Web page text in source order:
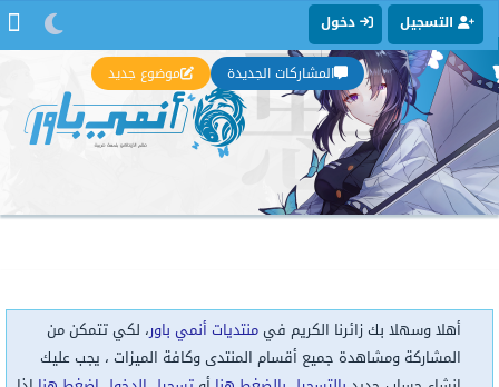
التسجيل دخول
المشاركات الجديدة موضوع جديد
أهلا وسهلا بك زائرنا الكريم فيمنتديات أنمي باور، لكي تتمكن من
المشاركة ومشاهدة جميع أقسام المنتدى وكافة الميزات ، يجب عليك